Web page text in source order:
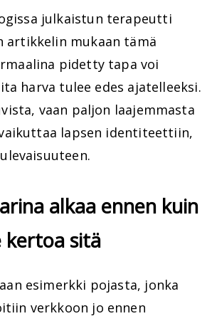
julkaistun terapeutti
artikkelin mukaan tämä
pidetty tapa voi
harva tulee edes ajatelleeksi.
vaan paljon laajemmasta
lapsen identiteettiin,
alkaa ennen kuin
kertoa sitä
esimerkki pojasta, jonka
verkkoon jo ennen